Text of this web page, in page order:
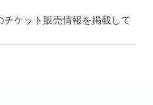
ケット販売情報を掲載して